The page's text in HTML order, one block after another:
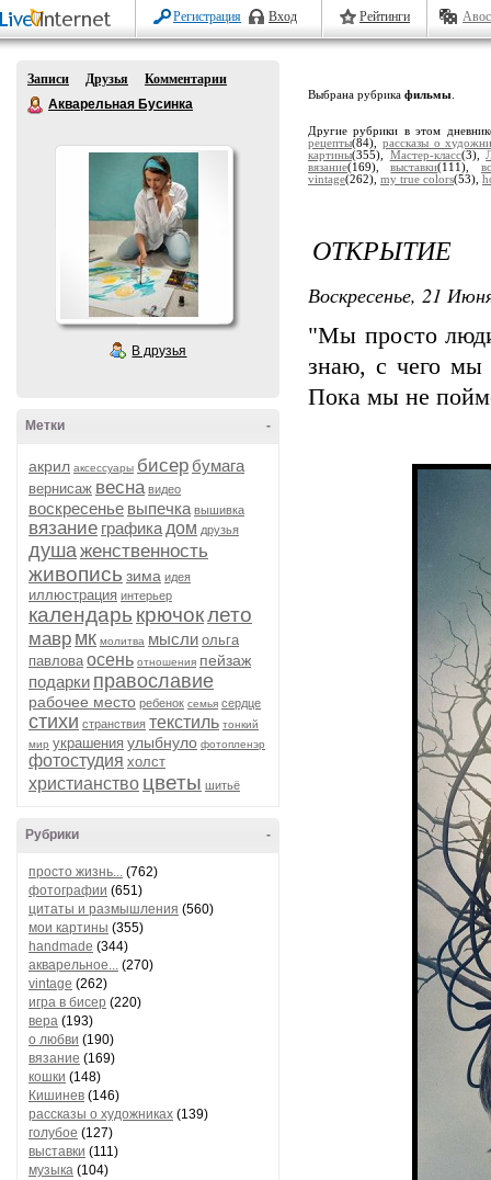
Регистрация Вход Рейтинги
Записи Друзья
Комментарии
Акварельная Бусинка
В друзья
-
Метки
акрил аксессуары бисер бумага
вернисаж весна видео
воскресенье выпечка вышивка
вязание графика дом друзья
душаженственность
живопись зима идея
иллюстрация интерьер
календарь крючоклето
мавр мк молитва мысли ольга
павлова осень отношения пейзаж
подарки православие
рабочее место ребенок семья сердце
стихи странствия текстиль тонкий
мир украшения улыбнуло фотопленэр
фотостудия холст
христианство цветы шитьё
-
Рубрики
просто жизнь... (762)
фотографии (651)
цитаты и размышления (560)
мои картины (355)
handmade (344)
акварельное... (270)
vintage (262)
игра в бисер (220)
вера (193)
о любви (190)
вязание (169)
кошки (148)
Кишинев (146)
рассказы о художниках (139)
голубое (127)
выставки (111)
музыка (104)
Выбрана рубрика фильмы
Другие рубрики в этом
рецепты(84), рассказы о
картины(355), Мастер-класс(3),
вязание(169),выставки(111),
vintage(262), my true colors(53),
ОТКРЫТИЕ
Воскресенье, 21
"Мы просто
знаю, с чего мы
Пока мы не